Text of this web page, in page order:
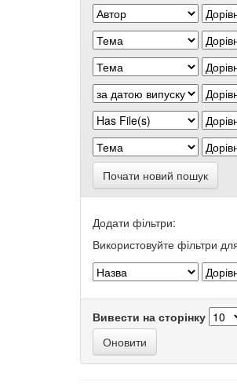
Почати новий пошук
Додати фільтри:
Використовуйте фільтри
Вивести на сторінку